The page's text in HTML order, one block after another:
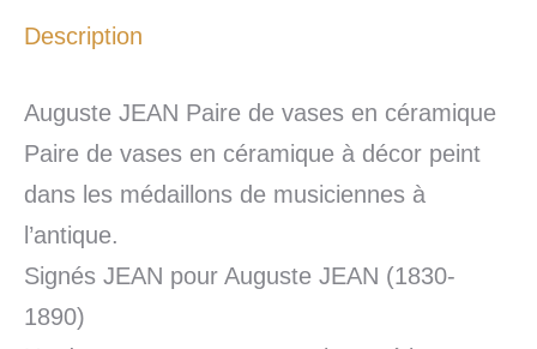
Description
Auguste JEAN Paire de vases en céramique
Paire de vases en céramique à décor peint
dans les médaillons de musiciennes à
l’antique.
Signés JEAN pour Auguste JEAN (1830-
1890)